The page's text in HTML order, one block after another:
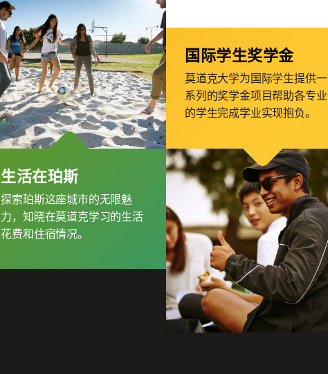
生活在珀斯
探索珀斯这座城市的无限魅
力，知晓在莫道克学习的生活
花费和住宿情况。
国际学生奖学金
莫道克大学为国际学生提供一
系列的奖学金项目帮助各专业
的学生完成学业实现抱负。